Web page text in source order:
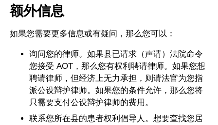
额外信息
如果您需要更多信息或有疑问，那么您可以：
询问您的律师。如果县已请求（声请）法院命令
您接受 AOT，那么您有权利聘请律师。如果您想
聘请律师，但经济上无力承担，则请法官为您指
派公设辩护律师。如果您的条件允许，那么您将
只需要支付公设辩护律师的费用。
联系您所在县的患者权利倡导人。想要查找您居